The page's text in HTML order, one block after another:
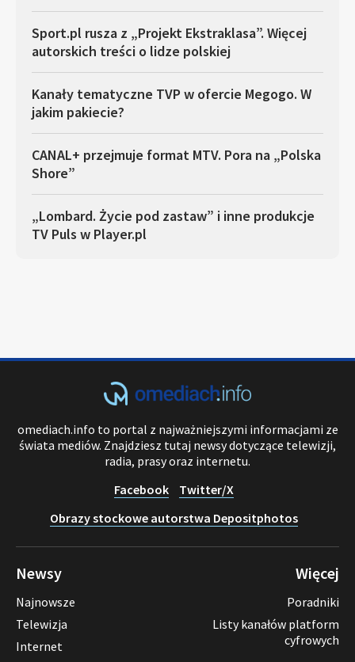
Sport.pl rusza z „Projekt Ekstraklasa”. Więcej
autorskich treści o lidze polskiej
Kanały tematyczne TVP w ofercie Megogo. W
jakim pakiecie?
CANAL+ przejmuje format MTV. Pora na „Polska
Shore”
„Lombard. Życie pod zastaw” i inne produkcje
TV Puls w Player.pl
omediach.info to portal z najważniejszymi informacjami ze
świata mediów. Znajdziesz tutaj newsy dotyczące telewizji,
radia, prasy oraz internetu.
Facebook
Twitter/X
Obrazy stockowe autorstwa Depositphotos
Newsy
Najnowsze
Telewizja
Internet
Więcej
Poradniki
Listy kanałów platform
cyfrowych